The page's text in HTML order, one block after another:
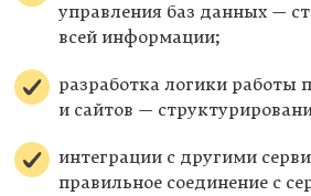
управления баз данных —
всей информации;
разработка логики работы
и сайтов —
интеграции с другими
правильное соединение с